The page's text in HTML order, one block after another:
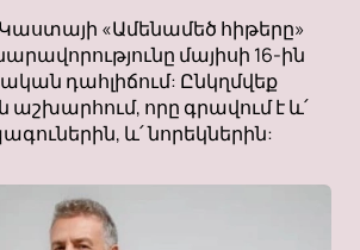
«Ամենամեծ հիթերը»
մայիսի 16-ին
​​դահլիճում: Ընկղմվեք
աշխարհում, որը գրավում է և՛
և՛ նորեկներին: